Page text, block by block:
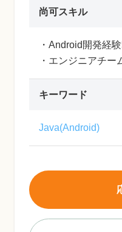
尚可スキル
・Android開発経
・エンジニアチー
キーワード
Java(Android)